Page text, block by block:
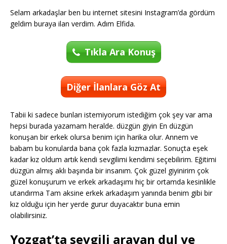
Selam arkadaşlar ben bu internet sitesini Instagram’da gördüm
geldim buraya ilan verdim. Adım Elfida.
Tıkla Ara Konuş
Diğer İlanlara Göz At
Tabii ki sadece bunları istemiyorum istediğim çok şey var ama
hepsi burada yazamam heralde. düzgün giyin En düzgün
konuşan bir erkek olursa benim için harika olur. Annem ve
babam bu konularda bana çok fazla kızmazlar. Sonuçta eşek
kadar kız oldum artık kendi sevgilimi kendimi seçebilirim. Eğitimi
düzgün almış aklı başında bir insanım. Çok güzel giyinirim çok
güzel konuşurum ve erkek arkadaşımı hiç bir ortamda kesinlikle
utandırma Tam aksine erkek arkadaşım yanında benim gibi bir
kız olduğu için her yerde gurur duyacaktır buna emin
olabilirsiniz.
Yozgat’ta sevgili arayan dul ve